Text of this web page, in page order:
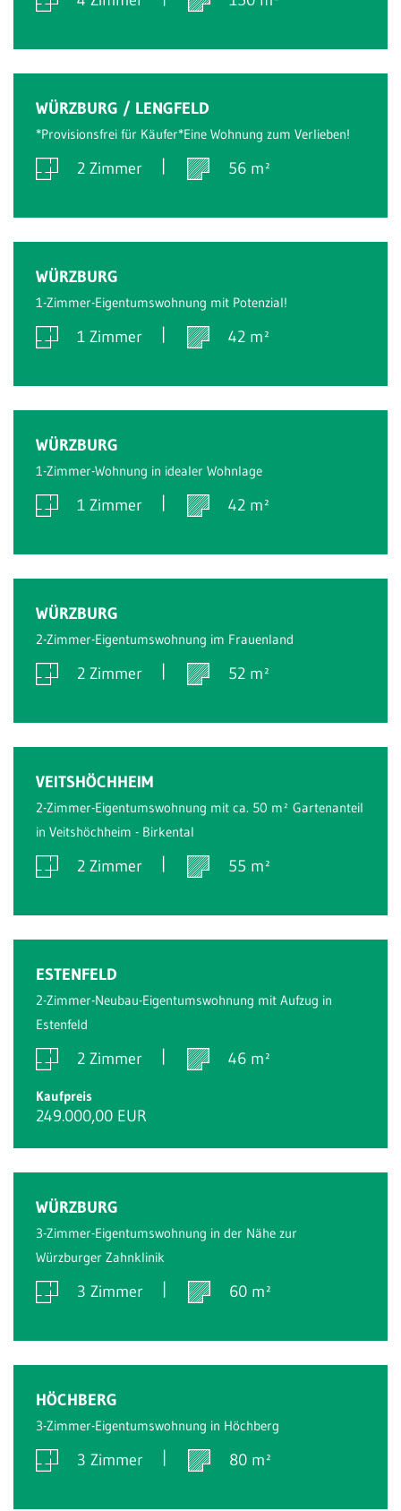
WÜRZBURG / LENGFELD
*Provisionsfrei für Käufer*Eine Wohnung zum Verlieben!
2 Zimmer 56 m²
WÜRZBURG
1-Zimmer-Eigentumswohnung mit Potenzial!
1 Zimmer 42 m²
WÜRZBURG
1-Zimmer-Wohnung in idealer Wohnlage
1 Zimmer 42 m²
WÜRZBURG
2-Zimmer-Eigentumswohnung im Frauenland
2 Zimmer 52 m²
VEITSHÖCHHEIM
2-Zimmer-Eigentumswohnung mit ca. 50 m² Gartenanteil
in Veitshöchheim - Birkental
2 Zimmer 55 m²
ESTENFELD
2-Zimmer-Neubau-Eigentumswohnung mit Aufzug in
Estenfeld
2 Zimmer 46 m²
Kaufpreis
249.000,00 EUR
WÜRZBURG
3-Zimmer-Eigentumswohnung in der Nähe zur
Würzburger Zahnklinik
3 Zimmer 60 m²
HÖCHBERG
3-Zimmer-Eigentumswohnung in Höchberg
3 Zimmer 80 m²